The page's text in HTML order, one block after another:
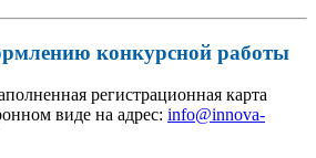
конкурсной работы
регистрационная карта
виде на адрес: info@innova-